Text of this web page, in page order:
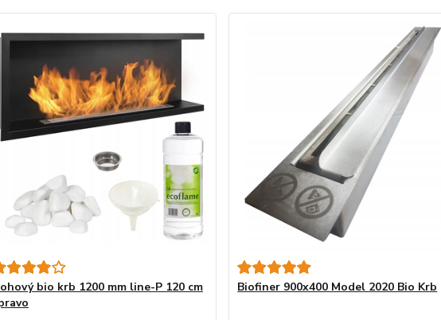
bio krb 1200 mm line-P 120 cm
Biofiner 900x400 Model 2020 Bio Krb